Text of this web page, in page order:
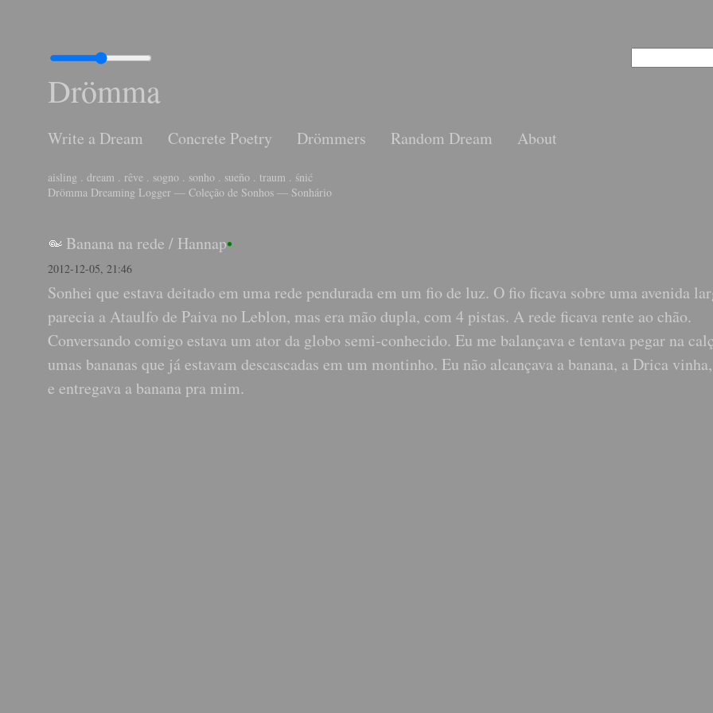
Drömma
Write a Dream Concrete Poetry Drömmers Random Dream About
aisling . dream . rêve . sogno . sonho . sueño . traum . śnić
Drömma Dreaming Logger — Coleção de Sonhos — Sonhário
Banana na rede / Hannap•
2012-12-05, 21:46
Sonhei que estava deitado em uma rede pendurada em um fio de luz. O fio ficava sobre uma avenida
parecia a Ataulfo de Paiva no Leblon, mas era mão dupla, com 4 pistas. A rede ficava rente ao chão.
Conversando comigo estava um ator da globo semi-conhecido. Eu me balançava e tentava pegar na
umas bananas que já estavam descascadas em um montinho. Eu não alcançava a banana, a Drica
e entregava a banana pra mim.